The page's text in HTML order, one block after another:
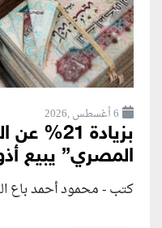
6 أغسطس ,2026
بزيادة
المصري” يبيع
كتب - محمود أحمد باع